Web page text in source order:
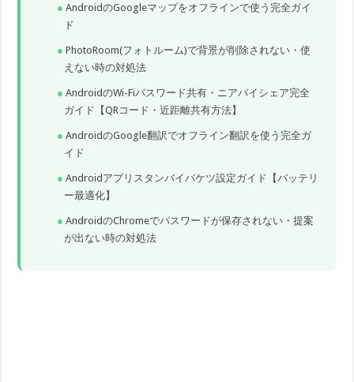
AndroidのGoogleマップをオフラインで使う完全ガイ
ド
PhotoRoom(フォトルーム)で背景が削除されない・使
えない時の対処法
AndroidのWi-Fiパスワード共有・ニアバイシェア完全
ガイド【QRコード・近距離共有方法】
AndroidのGoogle翻訳でオフライン翻訳を使う完全ガ
イド
Androidアプリスタンバイバケツ設定ガイド【バッテリ
ー最適化】
AndroidのChromeでパスワードが保存されない・提案
が出ない時の対処法